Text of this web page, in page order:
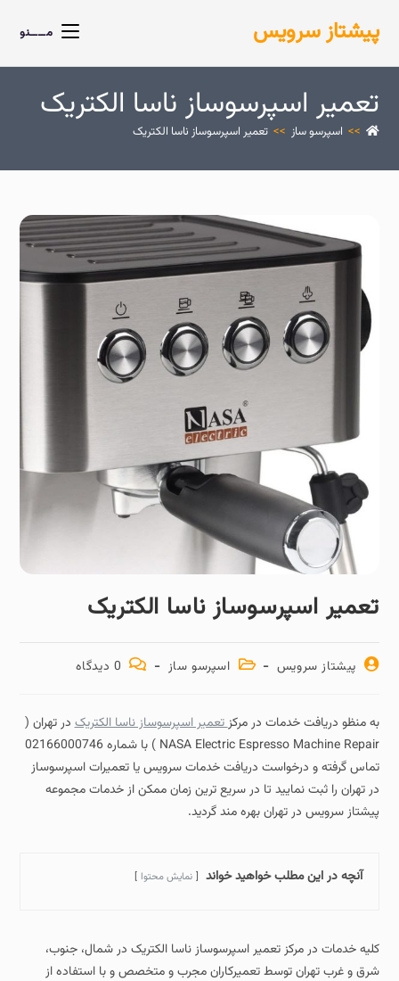
پیشتاز سرویس مــــنو
تعمیر اسپرسوساز ناسا الکتریک
>> اسپرسو ساز >> تعمیر اسپرسوساز ناسا الکتریک
تعمیر اسپرسوساز ناسا الکتریک
پیشتاز سرویس اسپرسو ساز 0 دیدگاه
به منظو دریافت خدمات در مرکزتعمیر اسپرسوساز ناسا الکتریکدر تهران (
NASA Electric Espresso Machine Repair ) با شماره 02166000746
تماس گرفته و درخواست دریافت خدمات سرویس یا تعمیرات اسپرسوساز
در تهران را ثبت نمایید تا در سریع ترین زمان ممکن از خدمات مجموعه
پیشتاز سرویس در تهران بهره مند گردید.
آنچه در این مطلب خواهید خواند نمایش محتوا
کلیه خدمات در مرکز تعمیر اسپرسوساز ناسا الکتریک در شمال، جنوب،
شرق و غرب تهران توسط تعمیرکاران مجرب و متخصص و با استفاده از